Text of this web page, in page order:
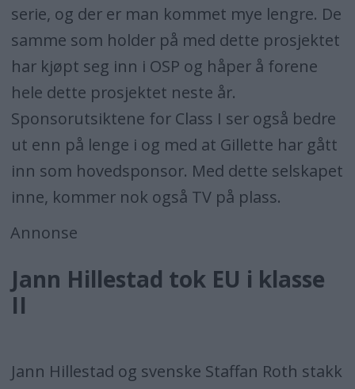
serie, og der er man kommet mye lengre. De
samme som holder på med dette prosjektet
har kjøpt seg inn i OSP og håper å forene
hele dette prosjektet neste år.
Sponsorutsiktene for Class I ser også bedre
ut enn på lenge i og med at Gillette har gått
inn som hovedsponsor. Med dette selskapet
inne, kommer nok også TV på plass.
Annonse
Jann Hillestad tok EU i klasse
II
Jann Hillestad og svenske Staffan Roth stakk